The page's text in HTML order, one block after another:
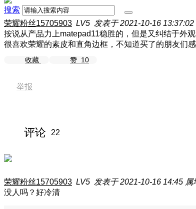
搜索
荣耀粉丝15705903 LV5 发表于 2021-10-16 13:37:02
按说从产品力上matepad11稳胜的，但是又纠结于外
很喜欢荣耀的素皮和直角边框，不知道买了的朋友们
收藏 赞 10
举报
评论 22
荣耀粉丝15705903 LV5 发表于 2021-10-16 14:45 属
没人吗？好冷清